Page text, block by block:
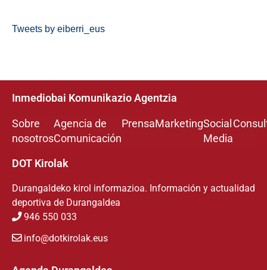
Tweets by eiberri_eus
Inmediobai Komunikazio Agentzia
Sobre
nosotros
Agencia de
Comunicación
PrensaMarketingSocial
Media
DOT Kirolak
Durangaldeko kirol informazioa. Información y actualidad
deportiva de Durangaldea
946 550 033
info@dotkirolak.eus